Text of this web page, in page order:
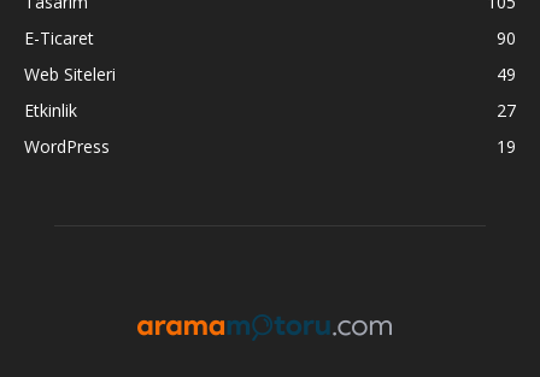
E-Ticaret
90
Web Siteleri
49
Etkinlik
27
WordPress
19